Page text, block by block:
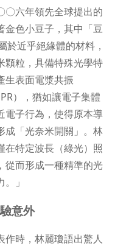
〇六年領先全球提出的
金色小豆子，其中「豆
於近乎絕緣體的材料，
顆粒，具備特殊光學特
表面電漿共振
），猶如讓電子集體
電子行為，使得原本導
成「光奈米開關」。林
在特定波長（綠光）照
從而形成一種精準的光
」
意外
時，林麗瓊語出驚人